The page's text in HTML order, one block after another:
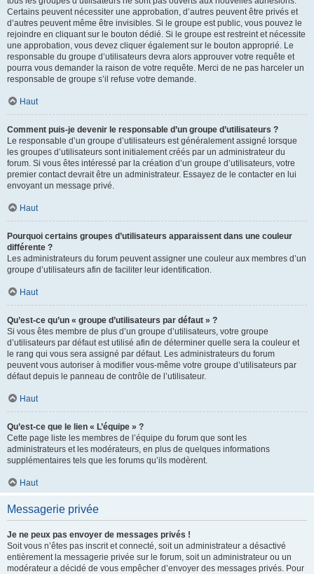
Certains peuvent nécessiter une approbation, d’autres peuvent être privés et
d’autres peuvent même être invisibles. Si le groupe est public, vous pouvez le
rejoindre en cliquant sur le bouton dédié. Si le groupe est restreint et nécessite
une approbation, vous devez cliquer également sur le bouton approprié. Le
responsable du groupe d’utilisateurs devra alors approuver votre requête et
pourra vous demander la raison de votre requête. Merci de ne pas harceler un
responsable de groupe s’il refuse votre demande.
Haut
Comment puis-je devenir le responsable d’un groupe d’utilisateurs ?
Le responsable d’un groupe d’utilisateurs est généralement assigné lorsque
les groupes d’utilisateurs sont initialement créés par un administrateur du
forum. Si vous êtes intéressé par la création d’un groupe d’utilisateurs, votre
premier contact devrait être un administrateur. Essayez de le contacter en lui
envoyant un message privé.
Haut
Pourquoi certains groupes d’utilisateurs apparaissent dans une couleur
différente ?
Les administrateurs du forum peuvent assigner une couleur aux membres d’un
groupe d’utilisateurs afin de faciliter leur identification.
Haut
Qu’est-ce qu’un « groupe d’utilisateurs par défaut » ?
Si vous êtes membre de plus d’un groupe d’utilisateurs, votre groupe
d’utilisateurs par défaut est utilisé afin de déterminer quelle sera la couleur et
le rang qui vous sera assigné par défaut. Les administrateurs du forum
peuvent vous autoriser à modifier vous-même votre groupe d’utilisateurs par
défaut depuis le panneau de contrôle de l’utilisateur.
Haut
Qu’est-ce que le lien « L’équipe » ?
Cette page liste les membres de l’équipe du forum que sont les
administrateurs et les modérateurs, en plus de quelques informations
supplémentaires tels que les forums qu’ils modèrent.
Haut
Messagerie privée
Je ne peux pas envoyer de messages privés !
Soit vous n’êtes pas inscrit et connecté, soit un administrateur a désactivé
entièrement la messagerie privée sur le forum, soit un administrateur ou un
modérateur a décidé de vous empêcher d’envoyer des messages privés. Pour